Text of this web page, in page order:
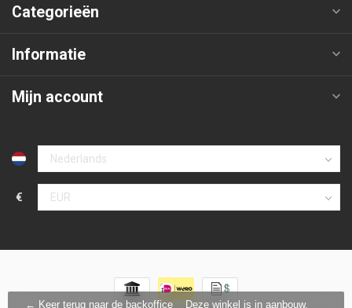
Categorieën
Informatie
Mijn account
€
← Keer terug naar de backofficeDeze winkel is in aanbouw.